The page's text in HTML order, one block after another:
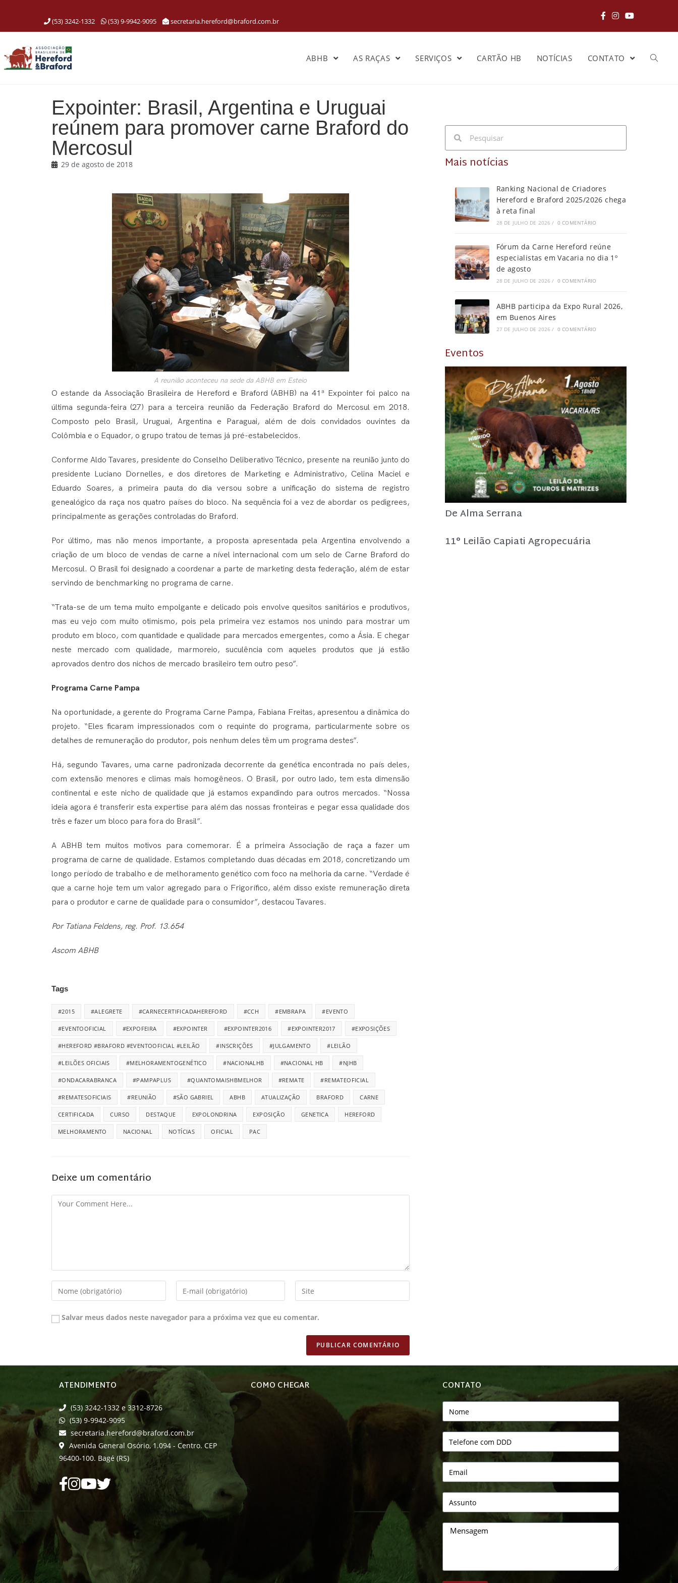
(53) 3242-1332 (53) 9-9942-9095 secretaria.hereford@braford.com.br
ABHB AS RAÇAS SERVIÇOS CARTÃO HB NOTÍCIAS CONTATO
Expointer: Brasil, Argentina e Uruguai
reúnem para promover carne Braford do
Mercosul
29 de agosto de 2018
A reunião aconteceu na sede da ABHB em Esteio
O estande da Associação Brasileira de Hereford e Braford (ABHB) na 41ª Expointer foi palco na
última segunda-feira (27) para a terceira reunião da Federação Braford do Mercosul em 2018.
Composto pelo Brasil, Uruguai, Argentina e Paraguai, além de dois convidados ouvintes da
Colômbia e o Equador, o grupo tratou de temas já pré-estabelecidos.
Conforme Aldo Tavares, presidente do Conselho Deliberativo Técnico, presente na reunião junto do
presidente Luciano Dornelles, e dos diretores de Marketing e Administrativo, Celina Maciel e
Eduardo Soares, a primeira pauta do dia versou sobre a unificação do sistema de registro
genealógico da raça nos quatro países do bloco. Na sequência foi a vez de abordar os pedigrees,
principalmente as gerações controladas do Braford.
Por último, mas não menos importante, a proposta apresentada pela Argentina envolvendo a
criação de um bloco de vendas de carne a nível internacional com um selo de Carne Braford do
Mercosul. O Brasil foi designado a coordenar a parte de marketing desta federação, além de estar
servindo de benchmarking no programa de carne.
“Trata-se de um tema muito empolgante e delicado pois envolve quesitos sanitários e produtivos,
mas eu vejo com muito otimismo, pois pela primeira vez estamos nos unindo para mostrar um
produto em bloco, com quantidade e qualidade para mercados emergentes, como a Ásia. E chegar
neste mercado com qualidade, marmoreio, suculência com aqueles produtos que já estão
aprovados dentro dos nichos de mercado brasileiro tem outro peso”.
Programa Carne Pampa
Na oportunidade, a gerente do Programa Carne Pampa, Fabiana Freitas, apresentou a dinâmica do
projeto. “Eles ficaram impressionados com o requinte do programa, particularmente sobre os
detalhes de remuneração do produtor, pois nenhum deles têm um programa destes”.
Há, segundo Tavares, uma carne padronizada decorrente da genética encontrada no país deles,
com extensão menores e climas mais homogêneos. O Brasil, por outro lado, tem esta dimensão
continental e este nicho de qualidade que já estamos expandindo para outros mercados. “Nossa
ideia agora é transferir esta expertise para além das nossas fronteiras e pegar essa qualidade dos
três e fazer um bloco para fora do Brasil”.
A ABHB tem muitos motivos para comemorar. É a primeira Associação de raça a fazer um
programa de carne de qualidade. Estamos completando duas décadas em 2018, concretizando um
longo período de trabalho e de melhoramento genético com foco na melhoria da carne. “Verdade é
que a carne hoje tem um valor agregado para o Frigorífico, além disso existe remuneração direta
para o produtor e carne de qualidade para o consumidor”, destacou Tavares.
Por Tatiana Feldens, reg. Prof. 13.654
Ascom ABHB
Tags
#2015 #ALEGRETE #CARNECERTIFICADAHEREFORD #CCH #EMBRAPA #EVENTO
#EVENTOOFICIAL #EXPOFEIRA #EXPOINTER #EXPOINTER2016 #EXPOINTER2017 #EXPOSIÇÕES
#HEREFORD #BRAFORD #EVENTOOFICIAL #LEILÃO #INSCRIÇÕES #JULGAMENTO #LEILÃO
#LEILÕES OFICIAIS #MELHORAMENTOGENÉTICO #NACIONALHB #NACIONAL HB #NJHB
#ONDACARABRANCA #PAMPAPLUS #QUANTOMAISHBMELHOR #REMATE #REMATEOFICIAL
#REMATESOFICIAIS #REUNIÃO #SÃO GABRIEL ABHB ATUALIZAÇÃO BRAFORD CARNE
CERTIFICADA CURSO DESTAQUE EXPOLONDRINA EXPOSIÇÃO GENETICA HEREFORD
MELHORAMENTO NACIONAL NOTÍCIAS OFICIAL PAC
Deixe um comentário
Salvar meus dados neste navegador para a próxima vez que eu comentar.
Mais notícias
Ranking Nacional de Criadores
Hereford e Braford 2025/2026 chega
à reta final
28 DE JULHO DE 2026 / 0 COMENTÁRIO
Fórum da Carne Hereford reúne
especialistas em Vacaria no dia 1º
de agosto
28 DE JULHO DE 2026 / 0 COMENTÁRIO
ABHB participa da Expo Rural 2026,
em Buenos Aires
27 DE JULHO DE 2026 / 0 COMENTÁRIO
Eventos
De Alma Serrana
11° Leilão Capiati Agropecuária
ATENDIMENTO
(53) 3242-1332 e 3312-8726
(53) 9-9942-9095
secretaria.hereford@braford.com.br
Avenida General Osório, 1.094 - Centro. CEP
96400-100. Bagé (RS)
COMO CHEGAR CONTATO